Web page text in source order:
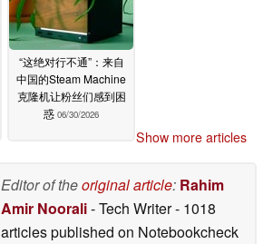
“这绝对行不通”：来自
中国的Steam Machine
克隆机让粉丝们感到困
惑 06/30/2026
Show more articles
Editor of theoriginal article: Rahim
Amir Noorali- Tech Writer- 1018
articles published on Notebookcheck